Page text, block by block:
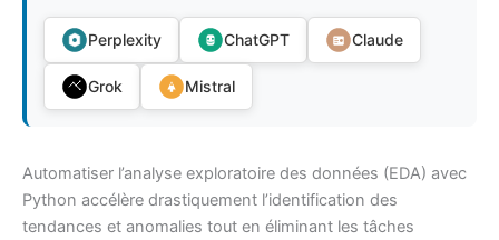
Perplexity ChatGPT Claude
Grok Mistral
Automatiser l’analyse exploratoire des données (EDA) avec
Python accélère drastiquement l’identification des
tendances et anomalies tout en éliminant les tâches